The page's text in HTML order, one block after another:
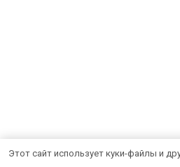
Этот сайт использует куки-файлы и